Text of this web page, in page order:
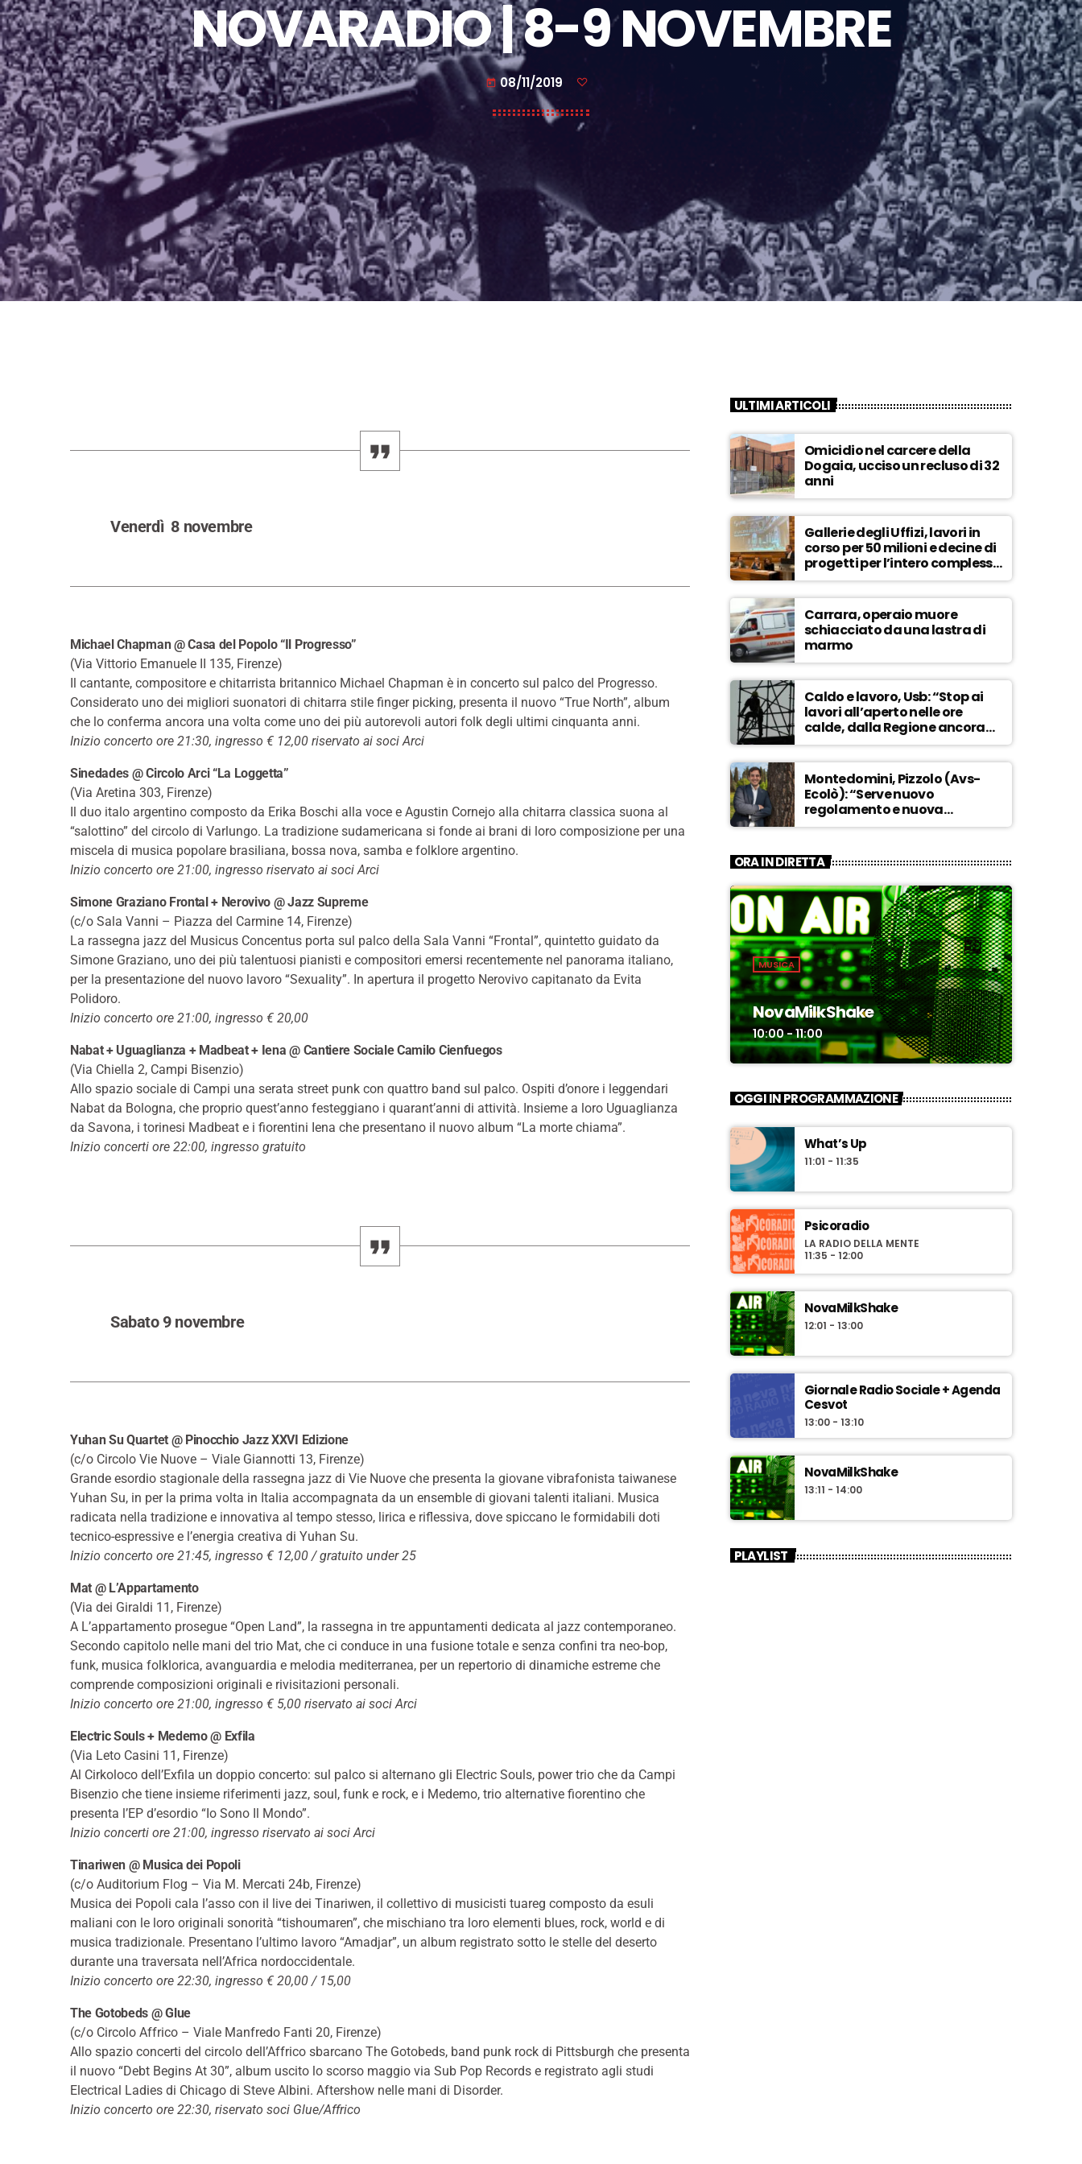
NOVARADIO | 8-9 NOVEMBRE
today 08/11/2019
Venerdì 8 novembre
Michael Chapman @ Casa del Popolo “Il Progresso”
(Via Vittorio Emanuele II 135, Firenze)
Il cantante, compositore e chitarrista britannico Michael Chapman è in concerto sul palco del Progresso.
Considerato uno dei migliori suonatori di chitarra stile finger picking, presenta il nuovo “True North”, album
che lo conferma ancora una volta come uno dei più autorevoli autori folk degli ultimi cinquanta anni.
Inizio concerto ore 21:30, ingresso € 12,00 riservato ai soci Arci
Sinedades @ Circolo Arci “La Loggetta”
(Via Aretina 303, Firenze)
Il duo italo argentino composto da Erika Boschi alla voce e Agustin Cornejo alla chitarra classica suona al
“salottino” del circolo di Varlungo. La tradizione sudamericana si fonde ai brani di loro composizione per una
miscela di musica popolare brasiliana, bossa nova, samba e folklore argentino.
Inizio concerto ore 21:00, ingresso riservato ai soci Arci
Simone Graziano Frontal + Nerovivo @ Jazz Supreme
(c/o Sala Vanni – Piazza del Carmine 14, Firenze)
La rassegna jazz del Musicus Concentus porta sul palco della Sala Vanni “Frontal”, quintetto guidato da
Simone Graziano, uno dei più talentuosi pianisti e compositori emersi recentemente nel panorama italiano,
per la presentazione del nuovo lavoro “Sexuality”. In apertura il progetto Nerovivo capitanato da Evita
Polidoro.
Inizio concerto ore 21:00, ingresso € 20,00
Nabat + Uguaglianza + Madbeat + Iena @Cantiere Sociale Camilo Cienfuegos
(Via Chiella 2, Campi Bisenzio)
Allo spazio sociale di Campi una serata street punk con quattro band sul palco. Ospiti d’onore i leggendari
Nabat da Bologna, che proprio quest’anno festeggiano i quarant’anni di attività. Insieme a loro Uguaglianza
da Savona, i torinesi Madbeat e i fiorentini Iena che presentano il nuovo album “La morte chiama”.
Inizio concerti ore 22:00, ingresso gratuito
Sabato 9 novembre
Yuhan Su Quartet @ Pinocchio Jazz XXVI Edizione
(c/o Circolo Vie Nuove – Viale Giannotti 13, Firenze)
Grande esordio stagionale della rassegna jazz di Vie Nuove che presenta la giovane vibrafonista taiwanese
Yuhan Su, in per la prima volta in Italia accompagnata da un ensemble di giovani talenti italiani. Musica
radicata nella tradizione e innovativa al tempo stesso, lirica e riflessiva, dove spiccano le formidabili doti
tecnico-espressive e l’energia creativa di Yuhan Su.
Inizio concerto ore 21:45, ingresso € 12,00 / gratuito under 25
Mat @ L’Appartamento
(Via dei Giraldi 11, Firenze)
A L’appartamento prosegue “Open Land”, la rassegna in tre appuntamenti dedicata al jazz contemporaneo.
Secondo capitolo nelle mani del trio Mat, che ci conduce in una fusione totale e senza confini tra neo-bop,
funk, musica folklorica, avanguardia e melodia mediterranea, per un repertorio di dinamiche estreme che
comprende composizioni originali e rivisitazioni personali.
Inizio concerto ore 21:00, ingresso € 5,00 riservato ai soci Arci
Electric Souls + Medemo @ Exfila
(Via Leto Casini 11, Firenze)
Al Cirkoloco dell’Exfila un doppio concerto: sul palco si alternano gli Electric Souls, power trio che da Campi
Bisenzio che tiene insieme riferimenti jazz, soul, funk e rock, e i Medemo, trio alternative fiorentino che
presenta l’EP d’esordio “Io Sono Il Mondo”.
Inizio concerti ore 21:00, ingresso riservato ai soci Arci
Tinariwen @ Musica dei Popoli
(c/o Auditorium Flog – Via M. Mercati 24b, Firenze)
Musica dei Popoli cala l’asso con il live dei Tinariwen, il collettivo di musicisti tuareg composto da esuli
maliani con le loro originali sonorità “tishoumaren”, che mischiano tra loro elementi blues, rock, world e di
musica tradizionale. Presentano l’ultimo lavoro “Amadjar”, un album registrato sotto le stelle del deserto
durante una traversata nell’Africa nordoccidentale.
Inizio concerto ore 22:30, ingresso € 20,00 / 15,00
The Gotobeds @ Glue
(c/o Circolo Affrico – Viale Manfredo Fanti 20, Firenze)
Allo spazio concerti del circolo dell’Affrico sbarcano The Gotobeds, band punk rock di Pittsburgh che presenta
il nuovo “Debt Begins At 30”, album uscito lo scorso maggio via Sub Pop Records e registrato agli studi
Electrical Ladies di Chicago di Steve Albini. Aftershow nelle mani di Disorder.
Inizio concerto ore 22:30, riservato soci Glue/Affrico
ULTIMI ARTICOLI
Omicidio nel carcere della
Dogaia, ucciso un recluso di 32
anni
Gallerie degli Uffizi, lavori in
corso per 50 milioni e decine di
progetti per l’intero complesso
museale – ASCOLTA
Carrara, operaio muore
schiacciato da una lastra di
marmo
Caldo e lavoro, Usb: “Stop ai
lavori all’aperto nelle ore
calde, dalla Regione ancora
nessuna risposta” – ASCOLTA
Montedomini, Pizzolo (Avs-
Ecolò): “Serve nuovo
regolamento e nuova
governance. La vecchia
la svolta” – ASCOLTA
ORA IN DIRETTA
MUSICA
NovaMilkShake
10:00 - 11:00
OGGI IN PROGRAMMAZIONE
What’s Up
11:01 - 11:35
Psicoradio
LA RADIO DELLA MENTE
11:35 - 12:00
NovaMilkShake
12:01 - 13:00
Giornale Radio Sociale + Agenda
Cesvot
13:00 - 13:10
NovaMilkShake
13:11 - 14:00
PLAYLIST